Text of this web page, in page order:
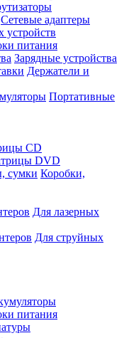
Сетевые адаптеры
устройств
питания
Зарядные устройства
Держатели и
Портативные
CD
DVD
Коробки,
Для лазерных
Для струйных
питания